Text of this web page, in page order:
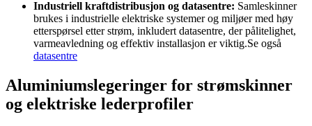
Industriell kraftdistribusjon og datasentre: Samleskinner
brukes i industrielle elektriske systemer og miljøer med høy
etterspørsel etter strøm, inkludert datasentre, der pålitelighet,
varmeavledning og effektiv installasjon er viktig.Se også
datasentre
Aluminiumslegeringer for strømskinner
og elektriske lederprofiler